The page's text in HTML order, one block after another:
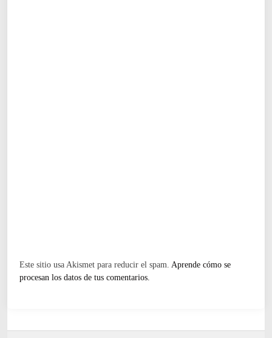
Este sitio usa Akismet para reducir el spam. Aprende cómo se
procesan los datos de tus comentarios.